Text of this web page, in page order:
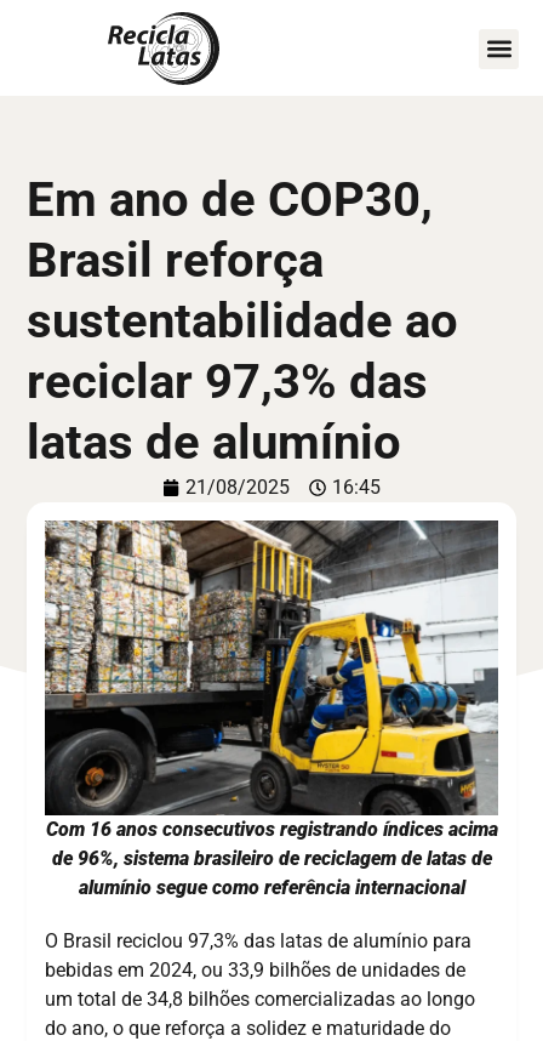
Em ano de COP30,
Brasil reforça
sustentabilidade ao
reciclar 97,3% das
latas de alumínio
21/08/2025 16:45
Com 16 anos consecutivos registrando índices acima
de 96%, sistema brasileiro de reciclagem de latas de
alumínio segue como referência internacional
O Brasil reciclou 97,3% das latas de alumínio para
bebidas em 2024, ou 33,9 bilhões de unidades de
um total de 34,8 bilhões comercializadas ao longo
do ano, o que reforça a solidez e maturidade do